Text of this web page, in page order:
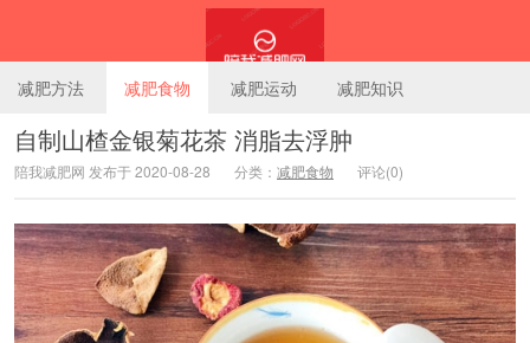
陪我减肥网
减肥方法 减肥食物 减肥运动 减肥知识
自制山楂金银菊花茶 消脂去浮肿
陪我减肥网 发布于 2020-08-28 分类： 减肥食物 评论(0)